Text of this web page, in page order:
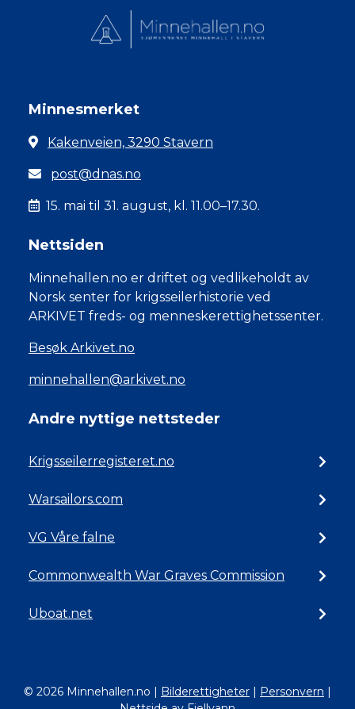
Minnesmerket
Kakenveien, 3290 Stavern
post@dnas.no
15. mai til 31. august, kl. 11.00–17.30.
Nettsiden
Minnehallen.no er driftet og vedlikeholdt av
Norsk senter for krigsseilerhistorie ved
ARKIVET freds- og menneskerettighetssenter.
Besøk Arkivet.no
minnehallen@arkivet.no
Andre nyttige nettsteder
Krigsseilerregisteret.no
Warsailors.com
VG Våre falne
Commonwealth War Graves Commission
Uboat.net
© 2026 Minnehallen.no | Bilderettigheter | Personvern |